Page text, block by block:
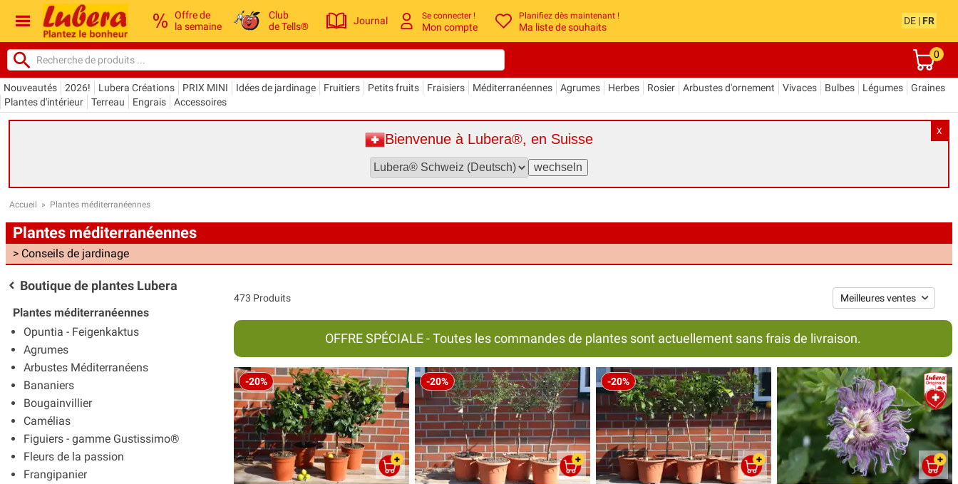
Offre de
la semaine
Club
de Tells®
Journal Se connecter !
Mon compte
Planifiez dès maintenant !
Ma liste de souhaits
DE | FR
0
Nouveautés 2026! Lubera Créations PRIX MINI Idées de jardinage Fruitiers Petits fruits Fraisiers Méditerranéennes Agrumes Herbes Rosier Arbustes d'ornement Vivaces Bulbes Légumes
Graines
Plantes d'intérieur
Terreau Engrais Accessoires
X
Bienvenue à Lubera®, en Suisse
Accueil » Plantes méditerranéennes
Plantes méditerranéennes
> Conseils de jardinage
Boutique de plantes Lubera
Plantes méditerranéennes
Opuntia - Feigenkaktus
Agrumes
Arbustes Méditerranéens
Bananiers
Bougainvillier
Camélias
Figuiers - gamme Gustissimo®
Fleurs de la passion
Frangipanier
473 Produits
OFFRE SPÉCIALE - Toutes les commandes de plantes sont actuellement sans frais de livraison.
-20% -20% -20%